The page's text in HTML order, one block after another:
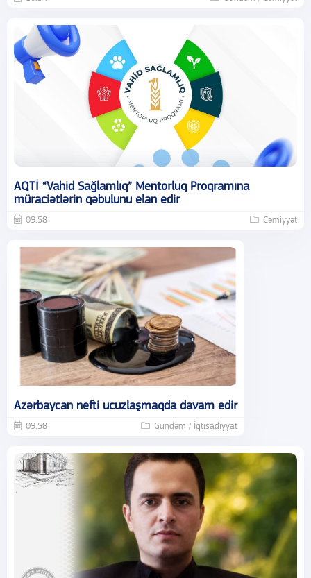
AQTİ “Vahid Sağlamlıq” Mentorluq Proqramına
müraciətlərin qəbulunu elan edir
09:58 Cəmiyyət
Azərbaycan nefti ucuzlaşmaqda davam edir
09:58 Gündəm / İqtisadiyyat